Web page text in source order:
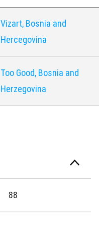
Vizart, Bosnia and
Hercegovina
Too Good, Bosnia and
Herzegovina
88